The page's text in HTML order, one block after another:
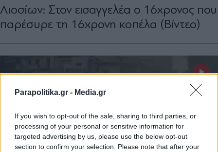
Parapolitika.gr - Media.gr
If you wish to opt-out of the sale, sharing to third parties, or
processing of your personal or sensitive information for
targeted advertising by us, please use the below opt-out
section to confirm your selection. Please note that after your
Λιοσίων: Στον εισαγγελέα ο 16χρονος που
παρέσυρε τη 16χρονη κοπέλα (Βίντεο)